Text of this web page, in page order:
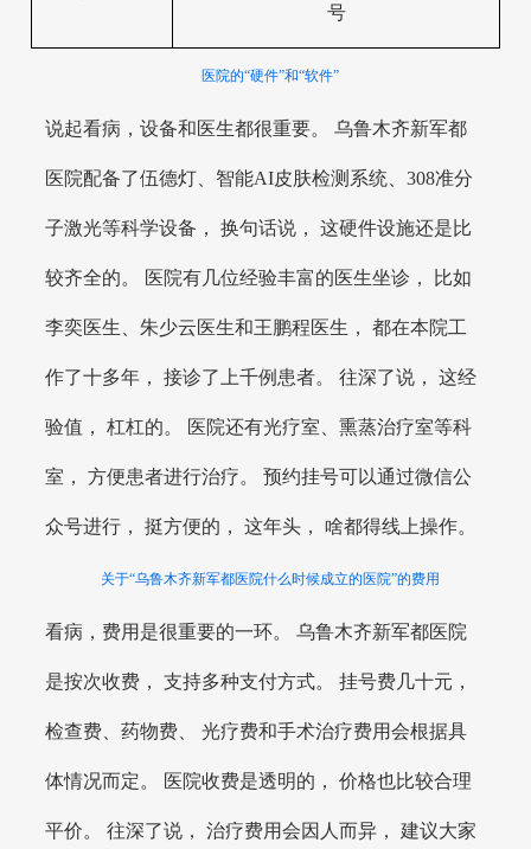
号
医院的“硬件”和“软件”
说起看病，设备和医生都很重要。 乌鲁木齐新军都
医院配备了伍德灯、智能AI皮肤检测系统、308准分
子激光等科学设备， 换句话说， 这硬件设施还是比
较齐全的。 医院有几位经验丰富的医生坐诊， 比如
李奕医生、朱少云医生和王鹏程医生， 都在本院工
作了十多年， 接诊了上千例患者。 往深了说， 这经
验值， 杠杠的。 医院还有光疗室、熏蒸治疗室等科
室， 方便患者进行治疗。 预约挂号可以通过微信公
众号进行， 挺方便的， 这年头， 啥都得线上操作。
关于“乌鲁木齐新军都医院什么时候成立的医院”的费用
看病，费用是很重要的一环。 乌鲁木齐新军都医院
是按次收费， 支持多种支付方式。 挂号费几十元，
检查费、药物费、 光疗费和手术治疗费用会根据具
体情况而定。 医院收费是透明的， 价格也比较合理
平价。 往深了说， 治疗费用会因人而异， 建议大家